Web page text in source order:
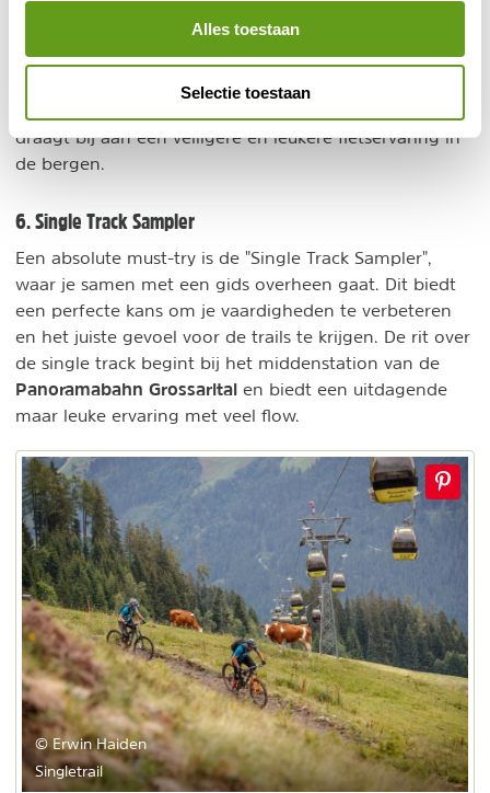
Alles toestaan
Selectie toestaan
aangeboden door gecertificeerde fietsgidsen.
Tijdens een begeleide tocht kun je leren hoe je jouw e-
bike beter kunt beheersen, zoals het correct
draagt bij aan een veiligere en leukere fietservaring in
de bergen.
6. Single Track Sampler
Een absolute must-try is de "Single Track Sampler",
waar je samen met een gids overheen gaat. Dit biedt
een perfecte kans om je vaardigheden te verbeteren
en het juiste gevoel voor de trails te krijgen. De rit over
de single track begint bij het middenstation van de
Panoramabahn Grossarltal en biedt een uitdagende
maar leuke ervaring met veel flow.
© Erwin Haiden
Singletrail